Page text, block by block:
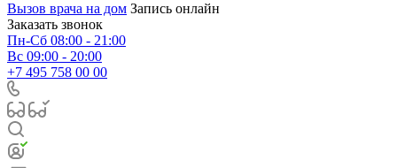
Вызов врача на дом Запись онлайн
Заказать звонок
Пн-Сб 08:00 - 21:00
Вс 09:00 - 20:00
+7 495 758 00 00